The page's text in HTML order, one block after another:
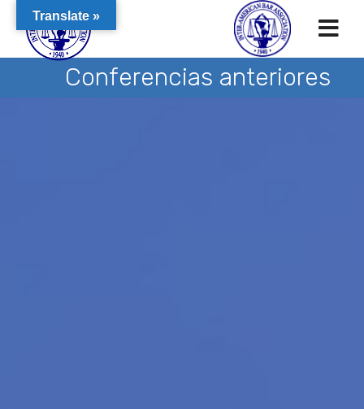
Conferencias anteriores
Translate »